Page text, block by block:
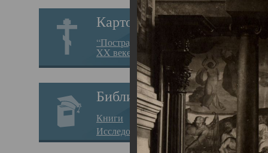
Картотека
“Пострадавшие за веру в
XX веке на Севере”
Библиотека
Книги
Исследования